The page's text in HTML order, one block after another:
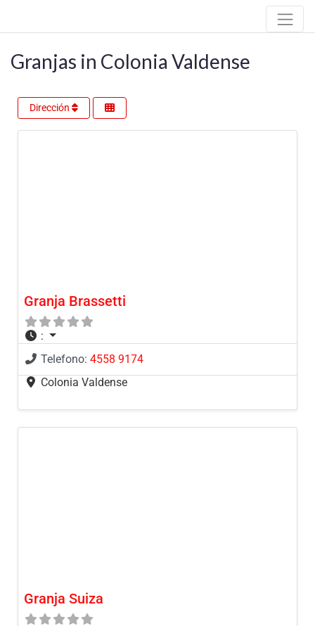
Granjas in Colonia Valdense
Dirección
Granja Brassetti
:
Telefono: 4558 9174
Colonia Valdense
Granja Suiza